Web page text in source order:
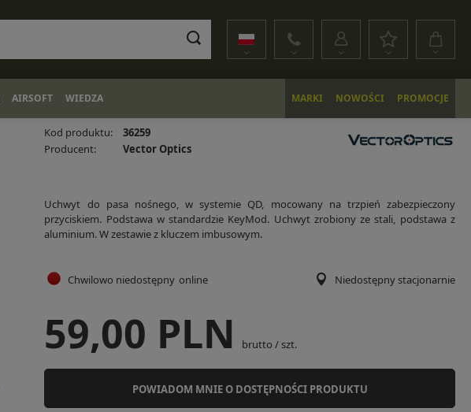
AIRSOFT WIEDZA MARKI NOWOŚCI PROMOCJE
Kod produktu:
36259
Producent:
Vector Optics
Uchwyt do pasa nośnego, w systemie QD, mocowany na trzpień zabezpieczony
przyciskiem. Podstawa w standardzie KeyMod. Uchwyt zrobiony ze stali, podstawa z
aluminium. W zestawie z kluczem imbusowym.
Chwilowo niedostępny online Niedostępny stacjonarnie
59,00 PLN brutto /szt.
POWIADOM MNIE O DOSTĘPNOŚCI PRODUKTU